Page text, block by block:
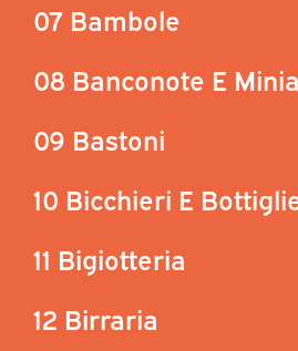
07 Bambole
08 Banconote E
09 Bastoni
10 Bicchieri E
11 Bigiotteria
12 Birraria